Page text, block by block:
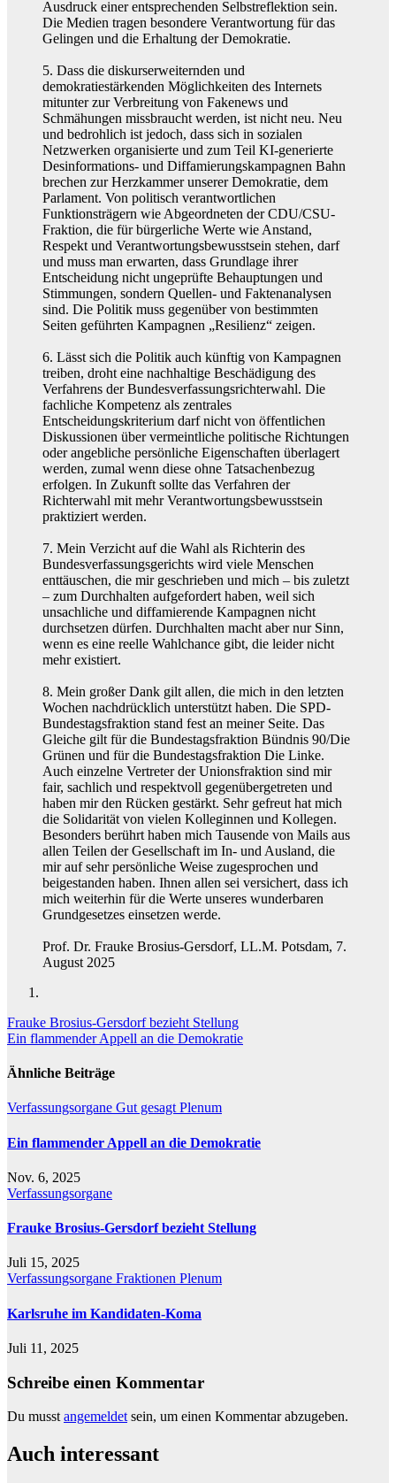
Ausdruck einer entsprechenden Selbstreflektion sein.
Die Medien tragen besondere Verantwortung für das
Gelingen und die Erhaltung der Demokratie.
5. Dass die diskurserweiternden und
demokratiestärkenden Möglichkeiten des Internets
mitunter zur Verbreitung von Fakenews und
Schmähungen missbraucht werden, ist nicht neu. Neu
und bedrohlich ist jedoch, dass sich in sozialen
Netzwerken organisierte und zum Teil KI-generierte
Desinformations- und Diffamierungskampagnen Bahn
brechen zur Herzkammer unserer Demokratie, dem
Parlament. Von politisch verantwortlichen
Funktionsträgern wie Abgeordneten der CDU/CSU-
Fraktion, die für bürgerliche Werte wie Anstand,
Respekt und Verantwortungsbewusstsein stehen, darf
und muss man erwarten, dass Grundlage ihrer
Entscheidung nicht ungeprüfte Behauptungen und
Stimmungen, sondern Quellen- und Faktenanalysen
sind. Die Politik muss gegenüber von bestimmten
Seiten geführten Kampagnen „Resilienz“ zeigen.
6. Lässt sich die Politik auch künftig von Kampagnen
treiben, droht eine nachhaltige Beschädigung des
Verfahrens der Bundesverfassungsrichterwahl. Die
fachliche Kompetenz als zentrales
Entscheidungskriterium darf nicht von öffentlichen
Diskussionen über vermeintliche politische Richtungen
oder angebliche persönliche Eigenschaften überlagert
werden, zumal wenn diese ohne Tatsachenbezug
erfolgen. In Zukunft sollte das Verfahren der
Richterwahl mit mehr Verantwortungsbewusstsein
praktiziert werden.
7. Mein Verzicht auf die Wahl als Richterin des
Bundesverfassungsgerichts wird viele Menschen
enttäuschen, die mir geschrieben und mich – bis zuletzt
– zum Durchhalten aufgefordert haben, weil sich
unsachliche und diffamierende Kampagnen nicht
durchsetzen dürfen. Durchhalten macht aber nur Sinn,
wenn es eine reelle Wahlchance gibt, die leider nicht
mehr existiert.
8. Mein großer Dank gilt allen, die mich in den letzten
Wochen nachdrücklich unterstützt haben. Die SPD-
Bundestagsfraktion stand fest an meiner Seite. Das
Gleiche gilt für die Bundestagsfraktion Bündnis 90/Die
Grünen und für die Bundestagsfraktion Die Linke.
Auch einzelne Vertreter der Unionsfraktion sind mir
fair, sachlich und respektvoll gegenübergetreten und
haben mir den Rücken gestärkt. Sehr gefreut hat mich
die Solidarität von vielen Kolleginnen und Kollegen.
Besonders berührt haben mich Tausende von Mails aus
allen Teilen der Gesellschaft im In- und Ausland, die
mir auf sehr persönliche Weise zugesprochen und
beigestanden haben. Ihnen allen sei versichert, dass ich
mich weiterhin für die Werte unseres wunderbaren
Grundgesetzes einsetzen werde.
Prof. Dr. Frauke Brosius-Gersdorf, LL.M. Potsdam, 7.
August 2025
Beitragsnavigation
Frauke Brosius-Gersdorf bezieht Stellung
Ein flammender Appell an die Demokratie
Ähnliche Beiträge
Verfassungsorgane Gut gesagtPlenum
Ein flammender Appell an die Demokratie
Nov. 6, 2025
Verfassungsorgane
Frauke Brosius-Gersdorf bezieht Stellung
Juli 15, 2025
Verfassungsorgane Fraktionen Plenum
Karlsruhe im Kandidaten-Koma
Juli 11, 2025
Schreibe einen Kommentar
Du musstangemeldetsein, um einen Kommentar abzugeben.
Auch interessant